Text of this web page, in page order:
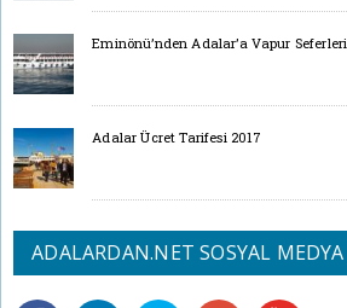
Eminönü’nden Adalar’a Vapur Seferleri
Adalar Ücret Tarifesi 2017
ADALARDAN.NET SOSYAL MEDYA